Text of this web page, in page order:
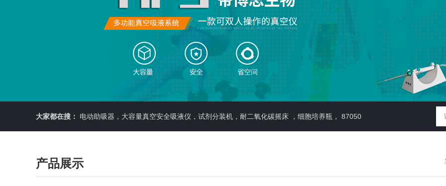
大家都在搜： 电动助吸器，大容量真空安全吸液仪，试剂分装机，耐二氧化碳摇床 ，细胞培养瓶， 87050
产品展示